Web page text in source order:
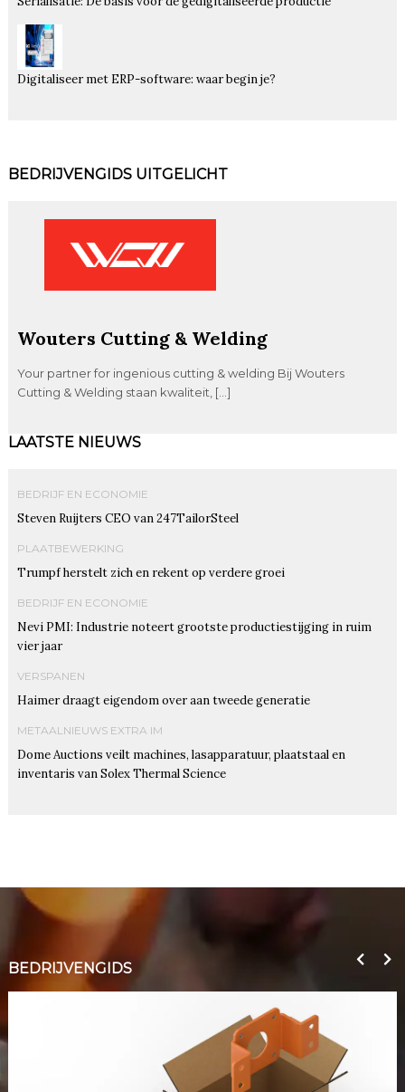
Digitaliseer met ERP-software: waar begin je?
BEDRIJVENGIDS UITGELICHT
Wouters Cutting & Welding
Your partner for ingenious cutting & welding Bij Wouters
Cutting & Welding staan kwaliteit, […]
LAATSTE NIEUWS
BEDRIJF EN ECONOMIE
Steven Ruijters CEO van 247TailorSteel
PLAATBEWERKING
Trumpf herstelt zich en rekent op verdere groei
BEDRIJF EN ECONOMIE
Nevi PMI: Industrie noteert grootste productiestijging in ruim
vier jaar
VERSPANEN
Haimer draagt eigendom over aan tweede generatie
METAALNIEUWS EXTRA IM
Dome Auctions veilt machines, lasapparatuur, plaatstaal en
inventaris van Solex Thermal Science
BEDRIJVENGIDS